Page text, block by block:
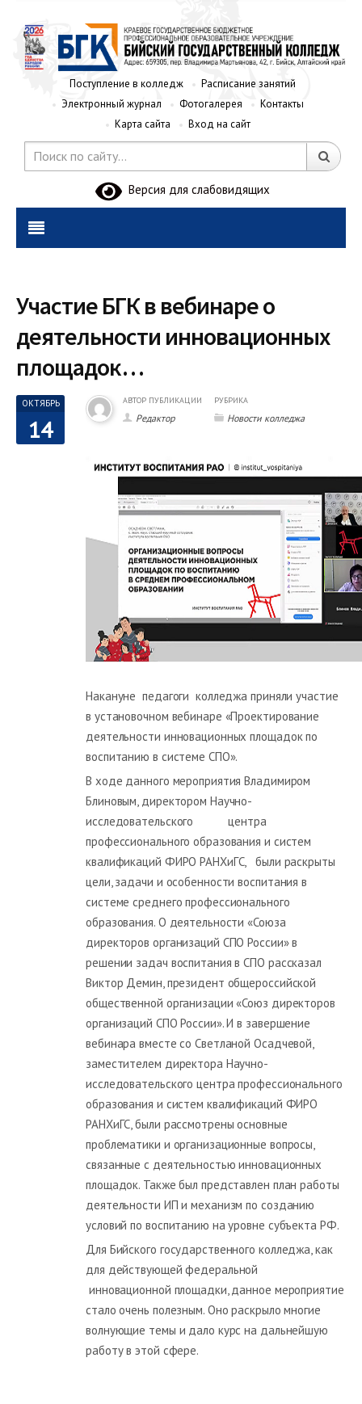
Поступление в колледж
Расписание занятий
Электронный журнал
Фотогалерея
Контакты
Карта сайта
Вход на сайт
Версия для слабовидящих
Участие БГК в вебинаре о
деятельности инновационных
площадок…
ОКТЯБРЬ
14
АВТОР ПУБЛИКАЦИИ
Редактор
РУБРИКА
Новости колледжа
Накануне педагоги колледжа приняли участие
в установочном вебинаре «Проектирование
деятельности инновационных площадок по
воспитанию в системе СПО».
В ходе данного мероприятия Владимиром
Блиновым, директором Научно-
исследовательского центра
профессионального образования и систем
квалификаций ФИРО РАНХиГС, были раскрыты
цели, задачи и особенности воспитания в
системе среднего профессионального
образования. О деятельности «Союза
директоров организаций СПО России» в
решении задач воспитания в СПО рассказал
Виктор Демин, президент общероссийской
общественной организации «Союз директоров
организаций СПО России». И в завершение
вебинара вместе со Светланой Осадчевой,
заместителем директора Научно-
исследовательского центра профессионального
образования и систем квалификаций ФИРО
РАНХиГС, были рассмотрены основные
проблематики и организационные вопросы,
связанные с деятельностью инновационных
площадок. Также был представлен план работы
деятельности ИП и механизм по созданию
условий по воспитанию на уровне субъекта РФ.
Для Бийского государственного колледжа, как
для действующей федеральной
инновационной площадки, данное мероприятие
стало очень полезным. Оно раскрыло многие
волнующие темы и дало курс на дальнейшую
работу в этой сфере.